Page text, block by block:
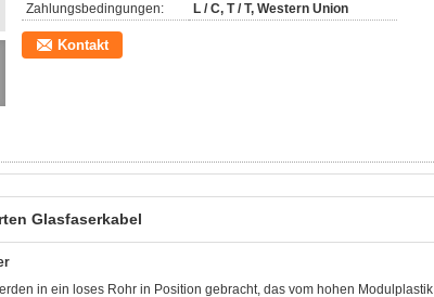
Zahlungsbedingungen:
L / C, T / T, Western Union
Kontakt
Glasfaserkabel
in ein loses Rohr in Position gebracht, das vom hohen Modulplastik